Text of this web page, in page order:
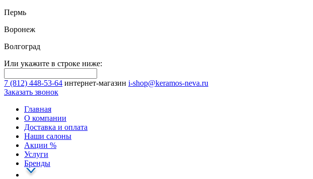
Пермь
Воронеж
Волгоград
Или укажите в строке ниже:
7 (812) 448-53-64 интернет-магазин i-shop@keramos-neva.ru
Заказать звонок
Главная
О компании
Доставка и оплата
Наши cалоны
Акции %
Услуги
Бренды